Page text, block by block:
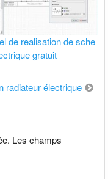
de realisation de sche
gratuit
radiateur électrique
Les champs